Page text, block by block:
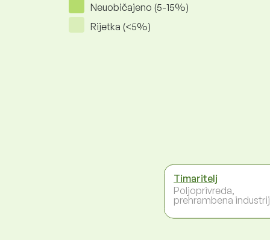
Neuobičajeno (5-15%)
Rijetka (<5%)
Timaritelj
Poljoprivreda,
prehrambena